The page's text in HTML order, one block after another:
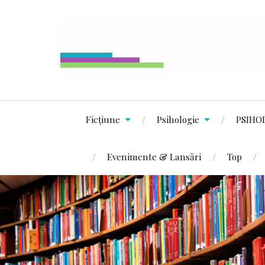
Ficțiune Psihologie
Evenimente & Lansări Top